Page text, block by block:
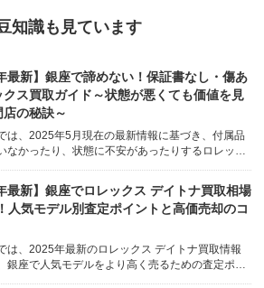
知識も見ています
最新】銀座で諦めない！保証書なし・傷あ
クス買取ガイド～状態が悪くても価値を見
店の秘訣～
は、2025年5月現在の最新情報に基づき、付属品
なかったり、状態に不安があったりするロレック
説します。ウォッチニアン買取専門店が、どのよ
り」ロレックスの価値を見出すのか、その秘訣も
ご紹介します。 ...
最新】銀座でロレックス デイトナ買取相場
人気モデル別査定ポイントと高価売却のコ
は、2025年最新のロレックス デイトナ買取情報
銀座で人気モデルをより高く売るための査定ポイ